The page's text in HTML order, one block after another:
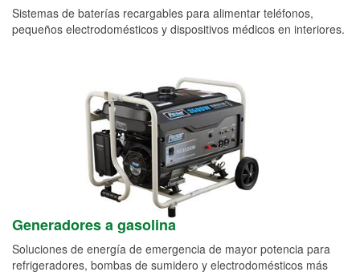
Sistemas de baterías recargables para alimentar teléfonos,
pequeños electrodomésticos y dispositivos médicos en interiores.
Generadores a gasolina
Soluciones de energía de emergencia de mayor potencia para
refrigeradores, bombas de sumidero y electrodomésticos más